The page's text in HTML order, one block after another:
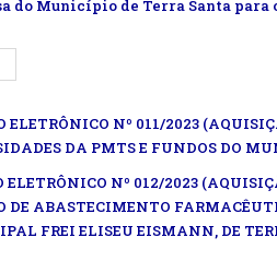
do Município de Terra Santa
ELETRÔNICO Nº 011/2023
DA PMTS E FUNDOS DO
ELETRÔNICO Nº 012/2023
DE ABASTECIMENTO
FREI ELISEU EISMANN, DE